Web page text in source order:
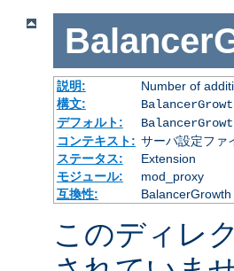
説明:
Number of
構文:
デフォルト:
コンテキスト: サーバ設定ファ
ステータス:
Extension
モジュール:
mod_proxy
互換性:
このディレ